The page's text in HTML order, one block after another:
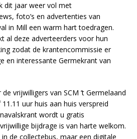
dit jaar weer vol met
foto’s en advertenties van
in Mill een warm hart toedragen.
al deze adverteerders voor hun
zodat de krantencommissie er
en interessante Germekrant van
vrijwilligers van SCM ’t Germelaand
uur huis aan huis verspreid
wordt u gratis
bijdrage is van harte welkom.
de collectebus, maar een digitale